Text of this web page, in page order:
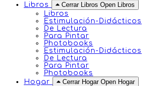
Libros
Cerrar Libros Open Libros
Libros
Estimulación-Didácticos
De Lectura
Para Pintar
Photobooks
Estimulación-Didácticos
De Lectura
Para Pintar
Photobooks
Hogar
Cerrar Hogar Open Hogar